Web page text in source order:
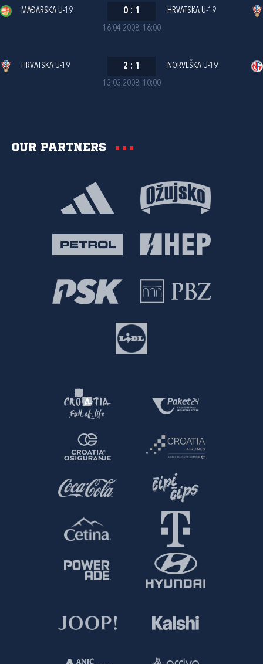
16.04.2008. 16:00
MAĐARSKA U-19 0 : 1 HRVATSKA U-19
13.03.2008. 10:00
HRVATSKA U-19 2 : 1 NORVEŠKA U-19
Our partners